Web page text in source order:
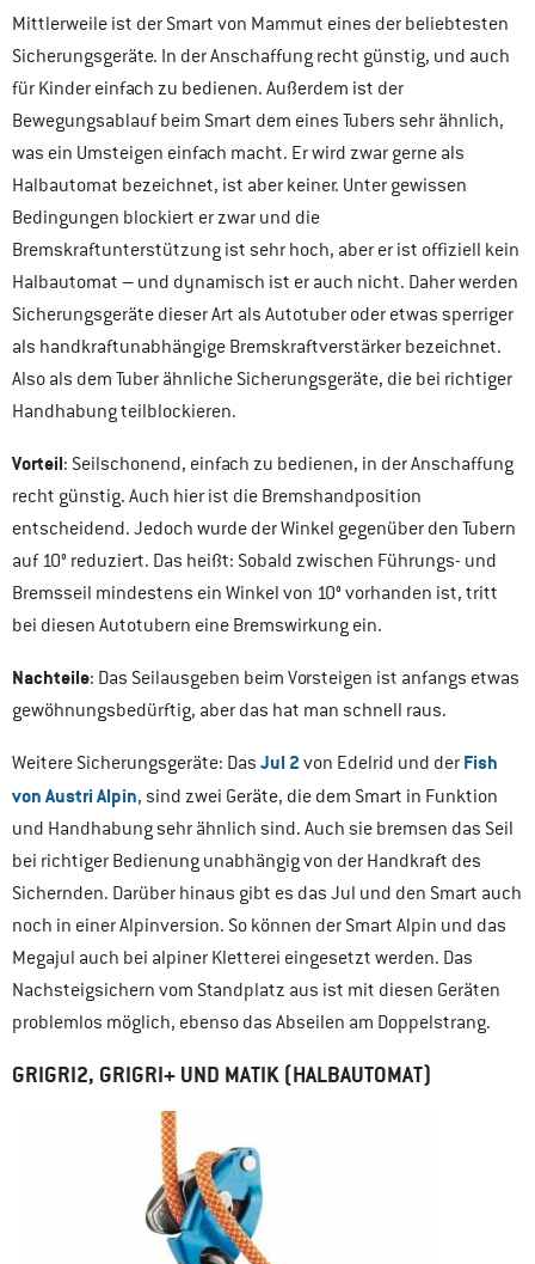
Mittlerweile ist der Smart von Mammut eines der beliebtesten
Sicherungsgeräte. In der Anschaffung recht günstig, und auch
für Kinder einfach zu bedienen. Außerdem ist der
Bewegungsablauf beim Smart dem eines Tubers sehr ähnlich,
was ein Umsteigen einfach macht. Er wird zwar gerne als
Halbautomat bezeichnet, ist aber keiner. Unter gewissen
Bedingungen blockiert er zwar und die
Bremskraftunterstützung ist sehr hoch, aber er ist offiziell kein
Halbautomat – und dynamisch ist er auch nicht. Daher werden
Sicherungsgeräte dieser Art als Autotuber oder etwas sperriger
als handkraftunabhängige Bremskraftverstärker bezeichnet.
Also als dem Tuber ähnliche Sicherungsgeräte, die bei richtiger
Handhabung teilblockieren.
Vorteil: Seilschonend, einfach zu bedienen, in der Anschaffung
recht günstig. Auch hier ist die Bremshandposition
entscheidend. Jedoch wurde der Winkel gegenüber den Tubern
auf 10° reduziert. Das heißt: Sobald zwischen Führungs- und
Bremsseil mindestens ein Winkel von 10° vorhanden ist, tritt
bei diesen Autotubern eine Bremswirkung ein.
Nachteile: Das Seilausgeben beim Vorsteigen ist anfangs etwas
gewöhnungsbedürftig, aber das hat man schnell raus.
Weitere Sicherungsgeräte: Das Jul 2 von Edelrid und der Fish
von Austri Alpin, sind zwei Geräte, die dem Smart in Funktion
und Handhabung sehr ähnlich sind. Auch sie bremsen das Seil
bei richtiger Bedienung unabhängig von der Handkraft des
Sichernden. Darüber hinaus gibt es das Jul und den Smart auch
noch in einer Alpinversion. So können der Smart Alpin und das
Megajul auch bei alpiner Kletterei eingesetzt werden. Das
Nachsteigsichern vom Standplatz aus ist mit diesen Geräten
problemlos möglich, ebenso das Abseilen am Doppelstrang.
GRIGRI2, GRIGRI+ UND MATIK (HALBAUTOMAT)